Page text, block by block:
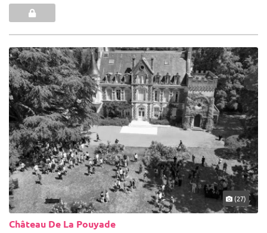
(27)
Château De La Pouyade